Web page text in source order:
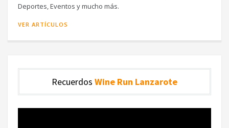
Deportes, Eventos y mucho más.
VER ARTÍCULOS
Recuerdos Wine Run Lanzarote